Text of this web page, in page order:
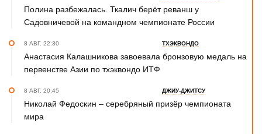
Полина разбежалась. Ткалич берёт реванш у
Садовничевой на командном чемпионате России
8 АВГ. 22:30 ТХЭКВОНДО
Анастасия Калашникова завоевала бронзовую медаль на
первенстве Азии по тхэквондо ИТФ
8 АВГ. 20:45 ДЖИУ-ДЖИТСУ
Николай Федоскин – серебряный призёр чемпионата
мира